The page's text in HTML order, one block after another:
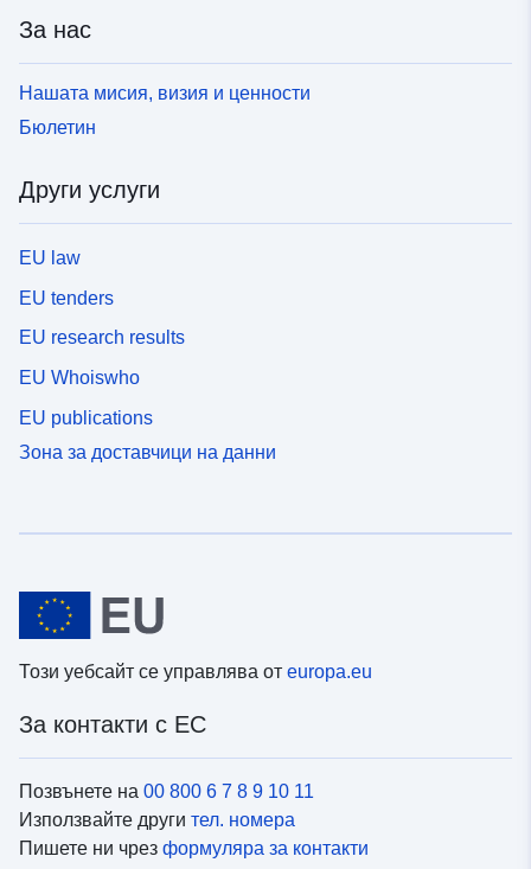
За нас
Нашата мисия, визия и ценности
Бюлетин
Други услуги
EU law
EU tenders
EU research results
EU Whoiswho
EU publications
Зона за доставчици на данни
Този уебсайт се управлява от europa.eu
За контакти с ЕС
Позвънете на 00 800 6 7 8 9 10 11
Използвайте други тел. номера
Пишете ни чрез формуляра за контакти